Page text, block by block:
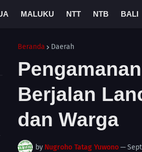
MALUKU NTT NTB BALI
Beranda Daerah
Berjalan
dan Warga
by Nugroho Tatag Yuwono—